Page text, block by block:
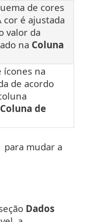
de cores
cor é ajustada
valor da
na Coluna
ícones na
de acordo
Coluna de
para mudar a
Dados